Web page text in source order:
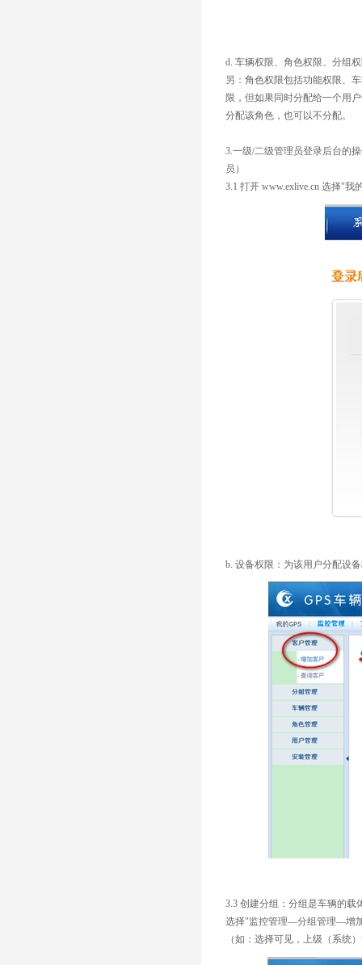
d. 车辆权限、角色权限、分组
另：角色权限包括功能权限、
限，但如果同时分配给一个用
分配该角色，也可以不分配。
3.一级/二级管理员登录后台
员）
3.1 打开 www.exlive.cn 选择"
b. 设备权限：为该用户分配设
3.3 创建分组：分组是车辆的
选择"监控管理—分组管理—增
（如：选择可见，上级（系统